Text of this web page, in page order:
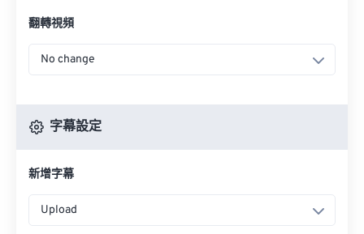
翻轉視頻
No change
字幕設定
新增字幕
Upload